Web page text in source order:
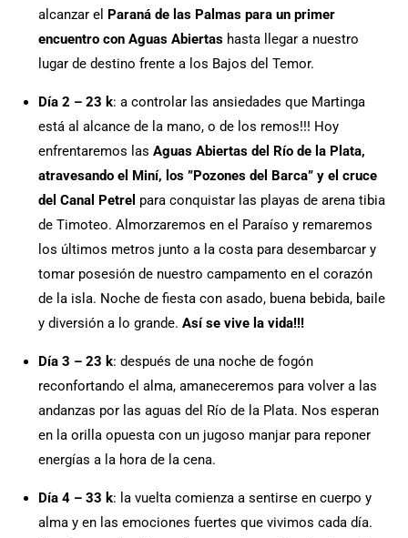
alcanzar el Paraná de las Palmas para un primer
encuentro con Aguas Abiertas hasta llegar a nuestro
lugar de destino frente a los Bajos del Temor.
Día 2 – 23 k: a controlar las ansiedades que Martinga
está al alcance de la mano, o de los remos!!! Hoy
enfrentaremos las Aguas Abiertas del Río de la Plata,
atravesando el Miní, los ”Pozones del Barca” y el cruce
del Canal Petrel para conquistar las playas de arena tibia
de Timoteo. Almorzaremos en el Paraíso y remaremos
los últimos metros junto a la costa para desembarcar y
tomar posesión de nuestro campamento en el corazón
de la isla. Noche de fiesta con asado, buena bebida, baile
y diversión a lo grande. Así se vive la vida!!!
Día 3 – 23 k: después de una noche de fogón
reconfortando el alma, amaneceremos para volver a las
andanzas por las aguas del Río de la Plata. Nos esperan
en la orilla opuesta con un jugoso manjar para reponer
energías a la hora de la cena.
Día 4 – 33 k: la vuelta comienza a sentirse en cuerpo y
alma y en las emociones fuertes que vivimos cada día.